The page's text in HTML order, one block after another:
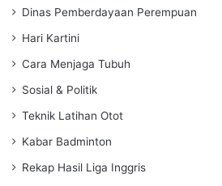
Dinas Pemberdayaan Perempuan
Hari Kartini
Cara Menjaga Tubuh
Sosial & Politik
Teknik Latihan Otot
Kabar Badminton
Rekap Hasil Liga Inggris